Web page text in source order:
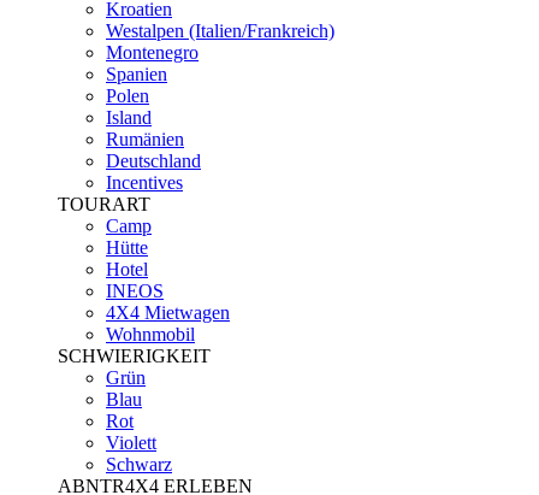
Kroatien
Westalpen (Italien/Frankreich)
Montenegro
Spanien
Polen
Island
Rumänien
Deutschland
Incentives
TOURART
Camp
Hütte
Hotel
INEOS
4X4 Mietwagen
Wohnmobil
SCHWIERIGKEIT
Grün
Blau
Rot
Violett
Schwarz
ABNTR4X4 ERLEBEN